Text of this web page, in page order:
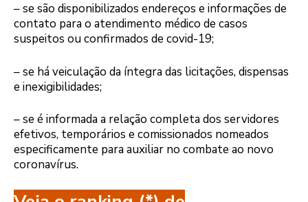
– se são disponibilizados endereços e informações de
contato para o atendimento médico de casos
suspeitos ou confirmados de covid-19;
– se há veiculação da íntegra das licitações, dispensas
e inexigibilidades;
– se é informada a relação completa dos servidores
efetivos, temporários e comissionados nomeados
especificamente para auxiliar no combate ao novo
coronavírus.